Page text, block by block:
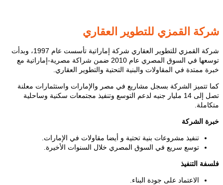
شركة القمزي للتطوير العقاري
شركة القمزي للتطوير العقاري شركة إماراتية تأسست عام 1997، وبدأت
توسعها في السوق المصري عام 2010 ضمن شراكة مصرية-إماراتية مع
خبرة ممتدة في المقاولات والبنية التحتية والتطوير العقاري.
كما تتميز الشركة بسجل مشاريع في مصر والإمارات واستثمارات معلنة
تصل إلى 14 مليار جنيه لدعم التوسع وتنفيذ مجتمعات سكنية وساحلية
متكاملة.
خبرة الشركة
تنفيذ مشروعات بنية تحتية و أيضا مقاولات في الإمارات.
توسع سريع في السوق المصري خلال السنوات الأخيرة.
فلسفة التنفيذ
الاعتماد على جودة البناء.